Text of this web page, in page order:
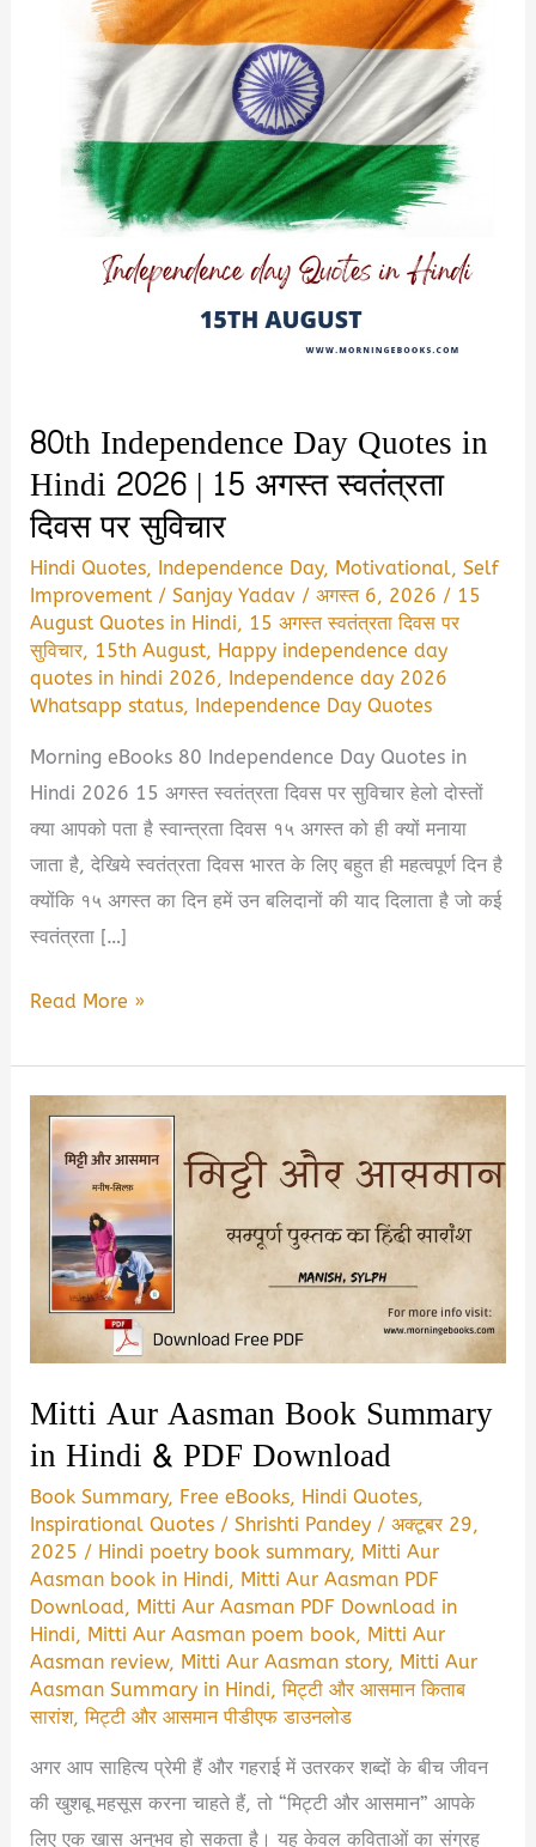
80th Independence Day Quotes in
Hindi 2026 | 15 अगस्त स्वतंत्रता
दिवस पर सुविचार
Hindi Quotes, Independence Day, Motivational,Self
Improvement /Sanjay Yadav /अगस्त 6, 2026 / 15
August Quotes in Hindi, 15 अगस्त स्वतंत्रता दिवस पर
सुविचार, 15th August, Happy independence day
quotes in hindi 2026, Independence day 2026
Whatsapp status, Independence Day Quotes
Morning eBooks 80 Independence Day Quotes in
Hindi 2026 15 अगस्त स्वतंत्रता दिवस पर सुविचार हेलो दोस्तों
क्या आपको पता है स्वान्त्रता दिवस १५ अगस्त को ही क्यों मनाया
जाता है, देखिये स्वतंत्रता दिवस भारत के लिए बहुत ही महत्वपूर्ण दिन है
क्योंकि १५ अगस्त का दिन हमें उन बलिदानों की याद दिलाता है जो कई
स्वतंत्रता […]
80th
Day
Hindi
2026
15
अगस्त
स्वतंत्रता
पर
सुविचार
Read More »
Mitti Aur Aasman Book Summary
in Hindi & PDF Download
Book Summary, Free eBooks, Hindi Quotes,
Inspirational Quotes /Shrishti Pandey /अक्टूबर 29,
2025 / Hindi poetry book summary, Mitti Aur
Aasman book in Hindi, Mitti Aur Aasman PDF
Download, Mitti Aur Aasman PDF Download in
Hindi, Mitti Aur Aasman poem book, Mitti Aur
Aasman review, Mitti Aur Aasman story, Mitti Aur
Aasman Summary in Hindi,मिट्टी और आसमान किताब
सारांश,मिट्टी और आसमान पीडीएफ डाउनलोड
अगर आप साहित्य प्रेमी हैं और गहराई में उतरकर शब्दों के बीच जीवन
की खुशबू महसूस करना चाहते हैं, तो “मिट्टी और आसमान” आपके
लिए एक खास अनुभव हो सकता है। यह केवल कविताओं का संग्रह